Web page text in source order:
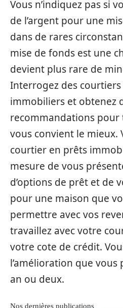
Vous n’indiquez pas si
de l’argent pour une
dans de rares
mise de fonds est une
devient plus rare de
Interrogez des
immobiliers et obtenez
recommandations
vous convient le mieux.
courtier en prêts
mesure de vous
d’options de prêt et de
pour une maison que
permettre avec vos
travaillez avec votre
votre cote de crédit.
l’amélioration que vous
an ou deux.
Nos dernières publications